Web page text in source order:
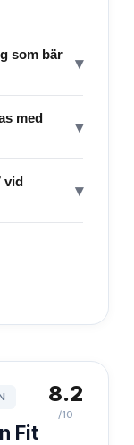
som bär
▾
med
▾
vid
▾
Fit
8.2
/10